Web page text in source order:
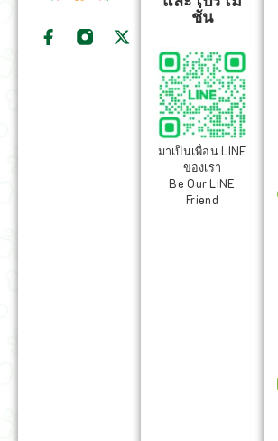
ชั่น
มาเป็นเพื่อน LINE
ของเรา
Be Our LINE
Friend